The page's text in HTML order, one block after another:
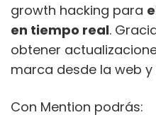
growth hacking para
en tiempo real.
obtener
marca desde la web
Con Mention podrás: